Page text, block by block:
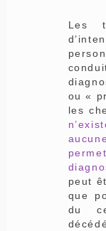
Les
ou «
les
peut
que
du